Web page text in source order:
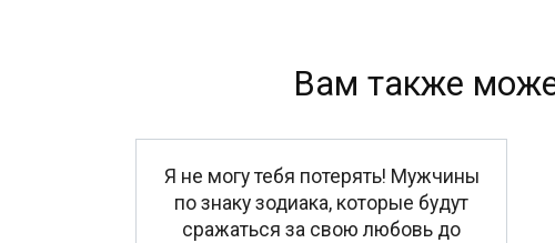
Вам также
Я не могу тебя потерять! Мужчины
по знаку зодиака, которые будут
сражаться за свою любовь до